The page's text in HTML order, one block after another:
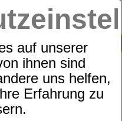
auf unserer
ihnen sind
uns helfen,
Erfahrung zu
SUCHE
0
mit
sorgen
erholsamen